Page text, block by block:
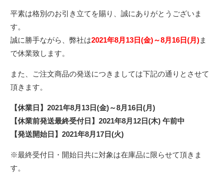
平素は格別のお引き立てを賜り、誠にありがとうございま
す。
誠に勝手ながら、弊社は2021年8月13日(金)～8月16日(月)ま
で休業致します。
また、ご注文商品の発送につきましては下記の通りとさせて
頂きます。
【休業日】2021年8月13日(金)～8月16日(月)
【休業前発送最終受付日】2021年8月12日(木) 午前中
【発送開始日】2021年8月17日(火)
※最終受付日・開始日共に対象は在庫品に限らせて頂きま
す。